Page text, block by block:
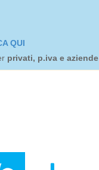
QUI
privati, p.iva e aziende